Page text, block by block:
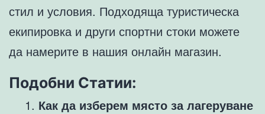
стил и условия. Подходяща туристическа
екипировка и други спортни стоки можете
да намерите в нашия онлайн магазин.
Подобни Статии:
Как да изберем място за лагеруване